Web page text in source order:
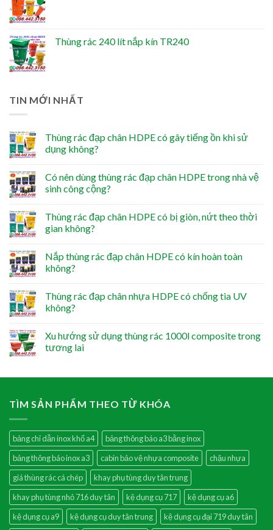
Thùng rác 240 lít nắp kín TR240
TIN MỚI NHẤT
Thùng rác đạp chân HDPE có gây tiếng ồn khi sử
dụng không?
Có nên dùng thùng rác đạp chân HDPE trong nhà vệ
sinh công cộng?
Thùng rác đạp chân HDPE có bị giòn, nứt theo thời
gian không?
Nắp thùng rác đạp chân HDPE có kín hoàn toàn
không?
Thùng rác đạp chân nhựa HDPE có chống tia UV
không?
Xu hướng sử dụng thùng rác 1000l composite trong
tương lai
TÌM SẢN PHẨM THEO TỪ KHÓA
bảng chỉ dẫn inox khổ a4
bảng thông báo a3 bằng inox
bảng thông báo inox a3
cabin bảo vệ nhựa composite
chậu nhựa
giá thùng rác cá chép
khay phụ tùng duy tân trung
khay phụ tùng nhỏ 716 duy tân
kệ dụng cụ 717
kệ dụng cụ a6
kệ dụng cụ a9
kệ dụng cụ duy tân trung
kệ dụng cụ đại 719 duy tân